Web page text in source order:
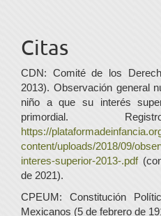
Citas
CDN: Comité de los
2013). Observación general
niño a que su interés
primordial.
https://
content/uploads/2018/09/
interes-superior-2013-.pdf
de 2021).
CPEUM: Constitución
Mexicanos (5 de febrero de